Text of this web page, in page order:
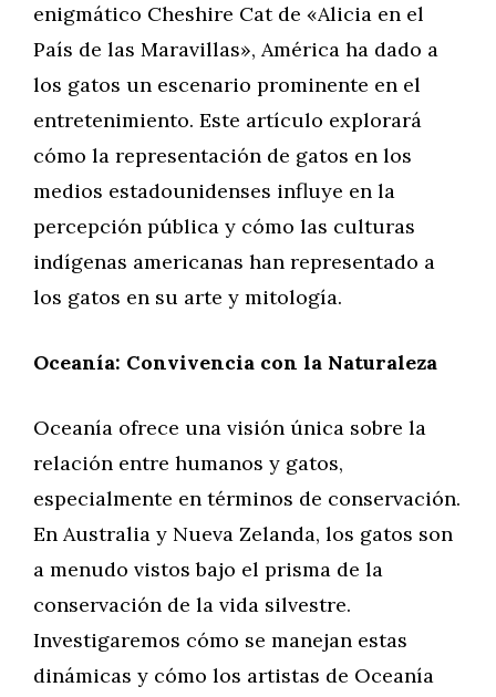
enigmático Cheshire Cat de «Alicia en el
País de las Maravillas», América ha dado a
los gatos un escenario prominente en el
entretenimiento. Este artículo explorará
cómo la representación de gatos en los
medios estadounidenses influye en la
percepción pública y cómo las culturas
indígenas americanas han representado a
los gatos en su arte y mitología.
Oceanía: Convivencia con la Naturaleza
Oceanía ofrece una visión única sobre la
relación entre humanos y gatos,
especialmente en términos de conservación.
En Australia y Nueva Zelanda, los gatos son
a menudo vistos bajo el prisma de la
conservación de la vida silvestre.
Investigaremos cómo se manejan estas
dinámicas y cómo los artistas de Oceanía